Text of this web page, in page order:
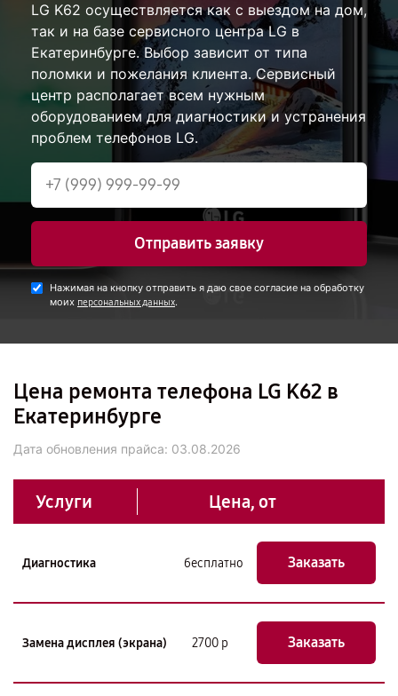
LG K62 осуществляется как с выездом на дом,
так и на базе сервисного центра LG в
Екатеринбурге. Выбор зависит от типа
поломки и пожелания клиента. Сервисный
центр располагает всем нужным
оборудованием для диагностики и устранения
проблем телефонов LG.
Отправить заявку
Нажимая на кнопку отправить я даю свое согласие на обработку
моих персональных данных.
Цена ремонта телефона LG K62 в
Екатеринбурге
Дата обновления прайса: 03.08.2026
Услуги Цена, от
Диагностика бесплатно Заказать
Замена дисплея (экрана) 2700 р Заказать